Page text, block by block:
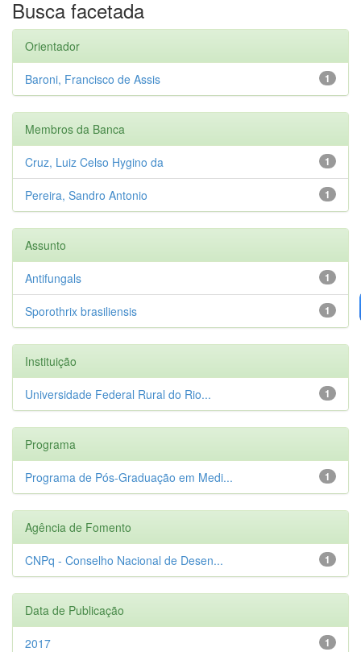
Busca facetada
Orientador
1
Baroni, Francisco de Assis
Membros da Banca
1
Cruz, Luiz Celso Hygino da
1
Pereira, Sandro Antonio
Assunto
1
Antifungals
1
Sporothrix brasiliensis
Instituição
1
Universidade Federal Rural do Rio...
Programa
1
Programa de Pós-Graduação em Medi...
Agência de Fomento
1
CNPq - Conselho Nacional de Desen...
Data de Publicação
1
2017